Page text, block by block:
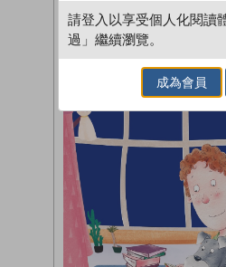
請登入以享受個人化閱讀
過」繼續瀏覽。
成為會員